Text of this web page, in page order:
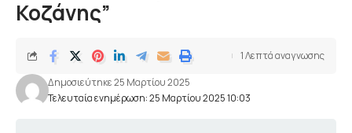
Κοζάνης”
Τελευταία ενημέρωση: 25 Μαρτίου 2025 10:03
Δημοσιεύτηκε 25 Μαρτίου 2025
1 Λεπτά αναγνωσης